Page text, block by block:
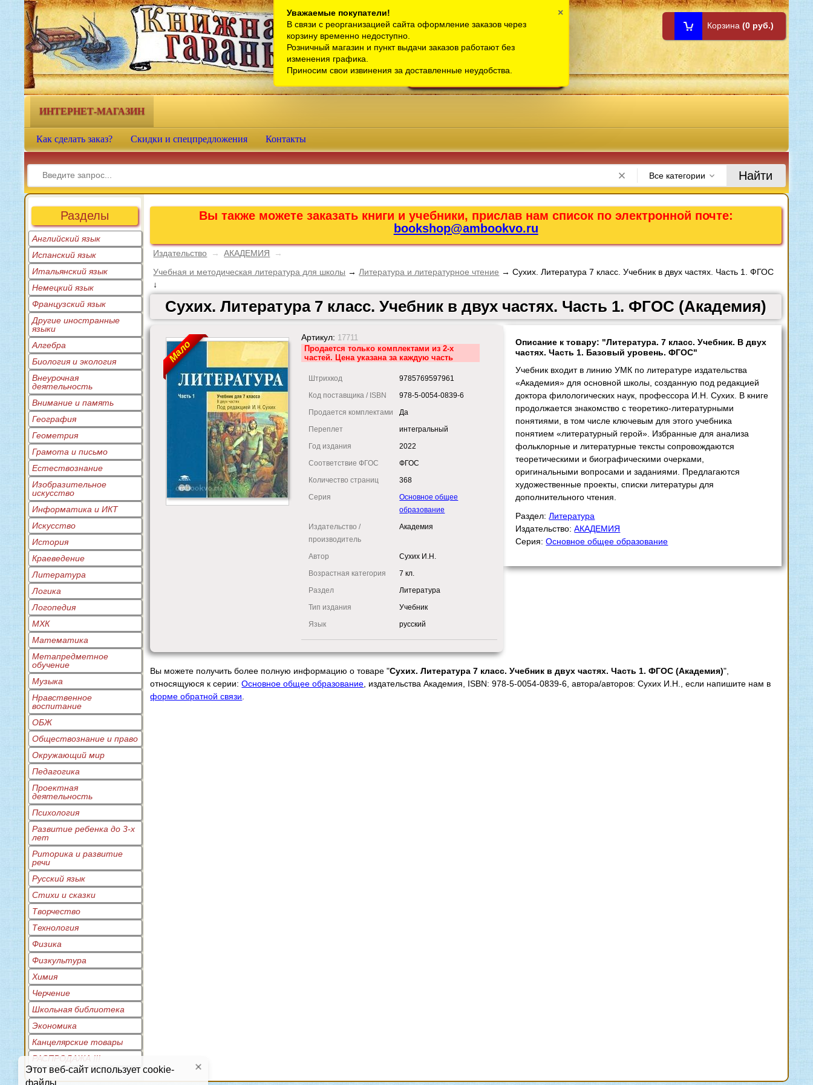
Этот веб-сайт использует cookie-
файлы.
Телефон интернет-магазина:
Телефон розничного магазина:
bookshop@ambookvo.ru
Работаем ежедневно с 10:00 до 21:00
Корзина (0 руб.)
Книжная гавань - интернет-
магазин учебной литературы
ИНТЕРНЕТ-МАГАЗИН
Как сделать заказ? Скидки и спецпредложения Контакты
Все категории Найти
Разделы
Английский язык
Испанский язык
Итальянский язык
Немецкий язык
Французский язык
Другие иностранные
языки
Алгебра
Биология и экология
Внеурочная
деятельность
Внимание и память
География
Геометрия
Грамота и письмо
Естествознание
Изобразительное
искусство
Информатика и ИКТ
Искусство
История
Краеведение
Литература
Логика
Логопедия
МХК
Математика
Метапредметное
обучение
Музыка
Нравственное
воспитание
ОБЖ
Обществознание и право
Окружающий мир
Педагогика
Проектная
деятельность
Психология
Развитие ребенка до 3-х
лет
Риторика и развитие
речи
Русский язык
Стихи и сказки
Творчество
Технология
Физика
Физкультура
Химия
Черчение
Школьная библиотека
Экономика
Канцелярские товары
РАСПРОДАЖА !!!
Вы также можете заказать книги и учебники, прислав нам список по электронной почте:
bookshop@ambookvo.ru
Издательство → АКАДЕМИЯ
→
Учебная и методическая литература для школы → Литература и литературное чтение → Сухих. Литература 7 класс. Учебник в двух частях. Часть 1. ФГОС
↓
Сухих. Литература 7 класс. Учебник в двух частях. Часть 1. ФГОС (Академия)
Мало
Артикул: 17711
Продается только комплектами из 2-х
частей. Цена указана за каждую часть
Штрихкод
9785769597961
Код поставщика / ISBN
978-5-0054-0839-6
Продается комплектами
Да
Переплет
интегральный
Год издания
2022
Соответствие ФГОС
ФГОС
Количество страниц
368
Серия
Основное общее
образование
Издательство /
производитель
Академия
Автор
Сухих И.Н.
Возрастная категория
7 кл.
Раздел
Литература
Тип издания
Учебник
Язык
русский
Описание к товару: "Литература. 7 класс. Учебник. В двух
частях. Часть 1. Базовый уровень. ФГОС"
Учебник входит в линию УМК по литературе издательства
«Академия» для основной школы, созданную под редакцией
доктора филологических наук, профессора И.Н. Сухих. В книге
продолжается знакомство с теоретико-литературными
понятиями, в том числе ключевым для этого учебника
понятием «литературный герой». Избранные для анализа
фольклорные и литературные тексты сопровождаются
теоретическими и биографическими очерками,
оригинальными вопросами и заданиями. Предлагаются
художественные проекты, списки литературы для
дополнительного чтения.
Раздел:Литература
Издательство:АКАДЕМИЯ
Серия:Основное общее образование
Вы можете получить более полную информацию о товаре "Сухих. Литература 7 класс. Учебник в двух частях. Часть 1. ФГОС (Академия)",
относящуюся к серии:Основное общее образование , издательства Академия, ISBN: 978-5-0054-0839-6, автора/авторов: Сухих И.Н., если напишите нам в
форме обратной связи
Уважаемые покупатели!
В связи с реорганизацией сайта оформление заказов через
корзину временно недоступно.
Розничный магазин и пункт выдачи заказов работают без
изменения графика.
Приносим свои извинения за доставленные неудобства.
×